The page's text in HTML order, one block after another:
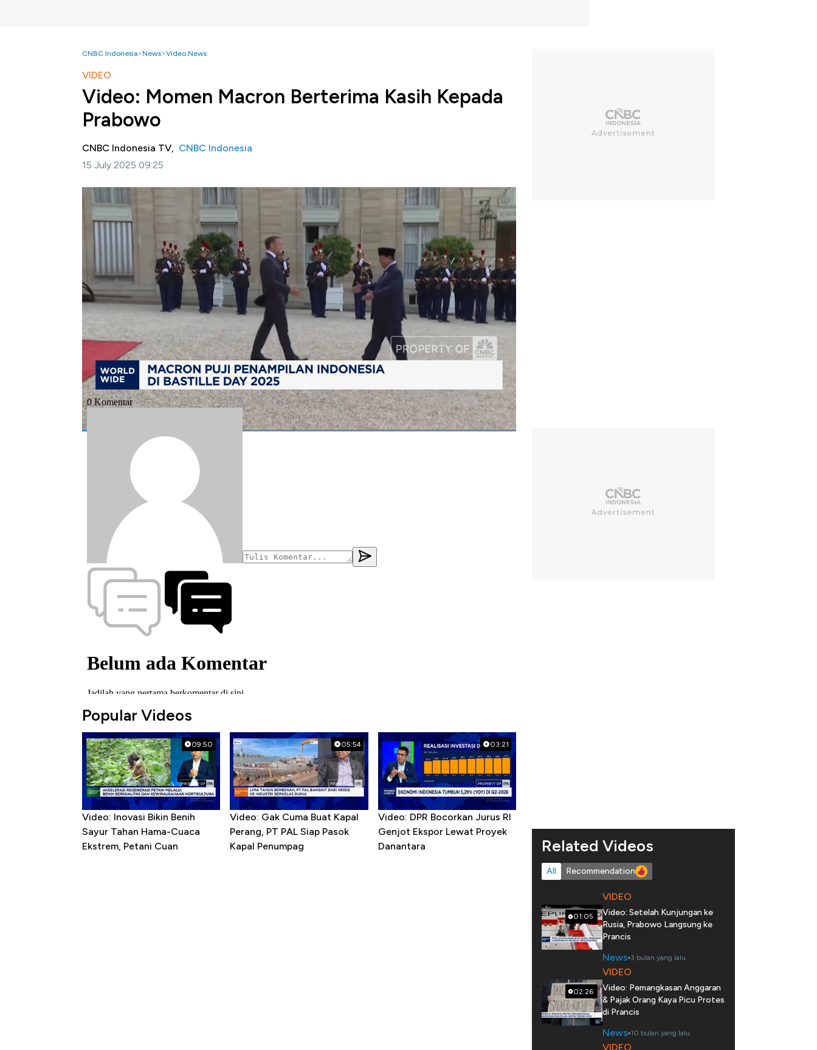
CNBC Indonesia News Video News
VIDEO
Video: Momen Macron Berterima Kasih Kepada
Prabowo
CNBC Indonesia TV, CNBC Indonesia
15 July 2025 09:25
Jakarta, CNBC Indonesia -
Presiden Prancis Emmanuel Macron menyampaikan terima kasih
langsung, kepada Presiden RI Prabowo Subianto, atas kehadirannya di perayaan Bastille Day 2025 di
Paris Prancis.
Selengkapnya dalam program Squawk Box CNBC Indonesia (Selasa, 15/07/2025) berikut ini.
Bagikan:
#bastille day #paris #macron
Popular Videos
09:50
Video: Inovasi Bikin Benih
Sayur Tahan Hama-Cuaca
Ekstrem, Petani Cuan
05:54
Video: Gak Cuma Buat Kapal
Perang, PT PAL Siap Pasok
Kapal Penumpag
03:21
Video: DPR Bocorkan Jurus RI
Genjot Ekspor Lewat Proyek
Danantara
Related Videos
All Recommendation
01:05
VIDEO
Video: Setelah Kunjungan ke
Rusia, Prabowo Langsung ke
Prancis
News 3 bulan yang lalu
02:26
VIDEO
Video: Pemangkasan Anggaran
& Pajak Orang Kaya Picu Protes
di Prancis
News 10 bulan yang lalu
VIDEO